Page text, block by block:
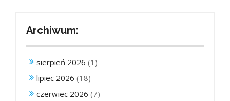
Archiwum:
sierpień 2026 (1)
lipiec 2026 (18)
czerwiec 2026 (7)